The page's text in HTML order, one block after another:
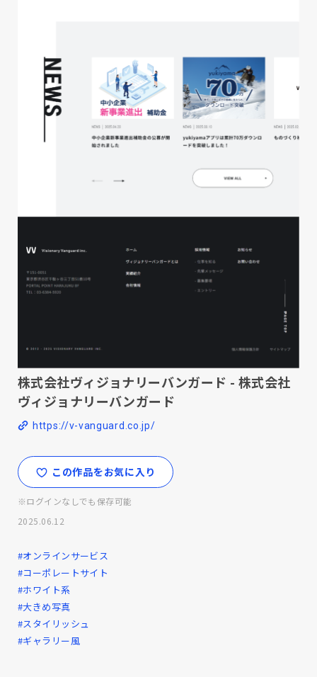
株式会社ヴィジョナリーバンガード - 株式会社
ヴィジョナリーバンガード
https://v-vanguard.co.jp/
この作品をお気に入り
※ログインなしでも保存可能
2025.06.12
#オンラインサービス
#コーポレートサイト
#ホワイト系
#大きめ写真
#スタイリッシュ
#ギャラリー風